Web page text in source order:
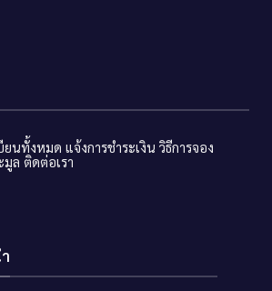
ยนทั้งหมด แจ้งการชำระเงิน วิธีการจอง
มูล ติดต่อเรา